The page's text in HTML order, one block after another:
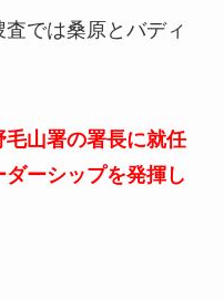
査では桑原とバディ
山署の署長に就任
ーシップを発揮し